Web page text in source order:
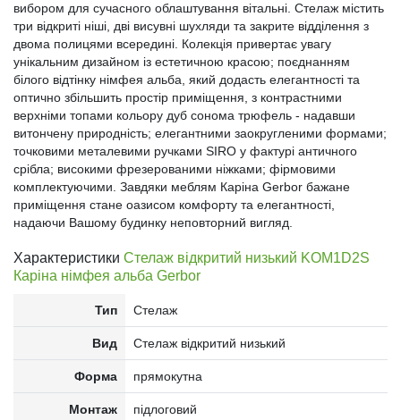
вибором для сучасного облаштування вітальні. Стелаж містить
три відкриті ніші, дві висувні шухляди та закрите відділення з
двома полицями всередині. Колекція привертає увагу
унікальним дизайном із естетичною красою; поєднанням
білого відтінку німфея альба, який додасть елегантності та
оптично збільшить простір приміщення, з контрастними
верхніми топами кольору дуб сонома трюфель - надавши
витончену природність; елегантними заокругленими формами;
точковими металевими ручками SIRO у фактурі античного
срібла; високими фрезерованими ніжками; фірмовими
комплектуючими. Завдяки меблям Каріна Gerbor бажане
приміщення стане оазисом комфорту та елегантності,
надаючи Вашому будинку неповторний вигляд.
Характеристики Стелаж відкритий низький KOM1D2S
Каріна німфея альба Gerbor
Тип Стелаж
Вид Стелаж відкритий низький
Форма прямокутна
Монтаж підлоговий